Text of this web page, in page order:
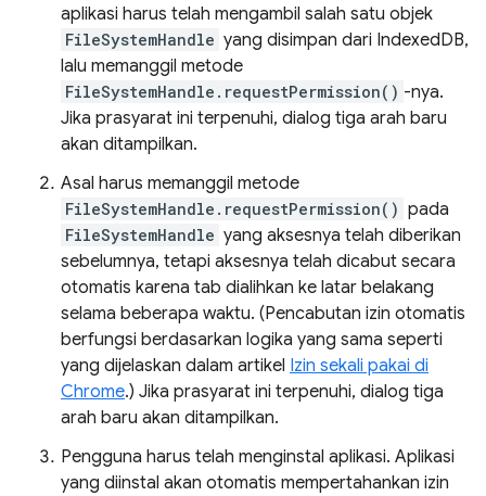
aplikasi harus telah mengambil salah satu objek
FileSystemHandle yang disimpan dari IndexedDB,
lalu memanggil metode
FileSystemHandle.requestPermission() -nya.
Jika prasyarat ini terpenuhi, dialog tiga arah baru
akan ditampilkan.
Asal harus memanggil metode
FileSystemHandle.requestPermission() pada
FileSystemHandle yang aksesnya telah diberikan
sebelumnya, tetapi aksesnya telah dicabut secara
otomatis karena tab dialihkan ke latar belakang
selama beberapa waktu. (Pencabutan izin otomatis
berfungsi berdasarkan logika yang sama seperti
yang dijelaskan dalam artikel Izin sekali pakai di
Chrome.) Jika prasyarat ini terpenuhi, dialog tiga
arah baru akan ditampilkan.
Pengguna harus telah menginstal aplikasi. Aplikasi
yang diinstal akan otomatis mempertahankan izin